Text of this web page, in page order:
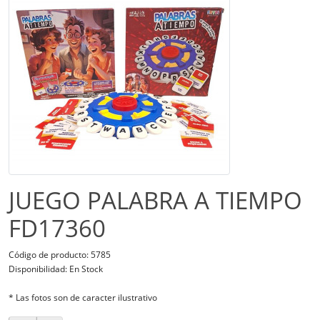
JUEGO PALABRA A TIEMPO
FD17360
Código de producto: 5785
Disponibilidad: En Stock
* Las fotos son de caracter ilustrativo